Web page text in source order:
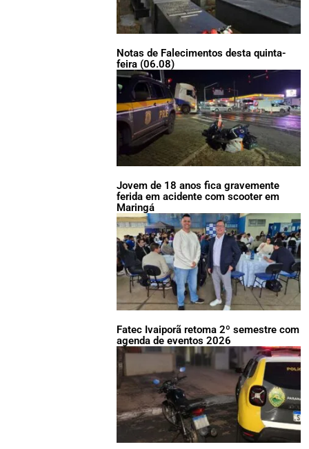
Notas de Falecimentos desta quinta-
feira (06.08)
Jovem de 18 anos fica gravemente
ferida em acidente com scooter em
Maringá
Fatec Ivaiporã retoma 2º semestre com
agenda de eventos 2026